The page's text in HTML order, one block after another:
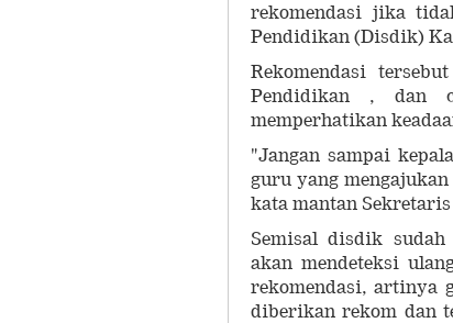
rekomendasi jika
Pendidikan (Disdik)
Rekomendasi
Pendidikan , dan
memperhatikan
"Jangan sampai
guru yang
kata mantan
Semisal disdik
akan mendeteksi
rekomendasi, artinya
diberikan rekom dan